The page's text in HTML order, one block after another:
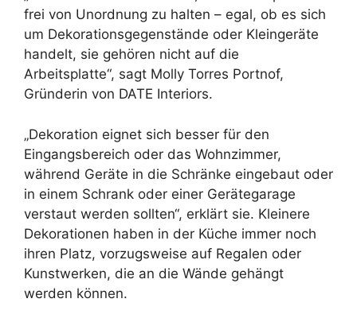
frei von Unordnung zu halten – egal, ob es sich
um Dekorationsgegenstände oder Kleingeräte
handelt, sie gehören nicht auf die
Arbeitsplatte“, sagt Molly Torres Portnof,
Gründerin von DATE Interiors.
„Dekoration eignet sich besser für den
Eingangsbereich oder das Wohnzimmer,
während Geräte in die Schränke eingebaut oder
in einem Schrank oder einer Gerätegarage
verstaut werden sollten“, erklärt sie. Kleinere
Dekorationen haben in der Küche immer noch
ihren Platz, vorzugsweise auf Regalen oder
Kunstwerken, die an die Wände gehängt
werden können.